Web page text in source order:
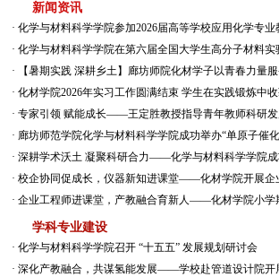
新闻资讯
· 化学与材料科学学院参加2026届高等学校应用化学专业
· 化学与材料科学学院在第六届全国大学生高分子材料实
·
【暑期实践 深耕乡土】廊坊师院化材学子以青春力量服
· 化材学院2026年实习工作圆满结束 学生在实践锻炼中收
· 专家引领 赋能成长——王定胜教授指导青年教师科研发
· 廊坊师范学院化学与材料科学学院成功举办“单原子催
· 深耕学术沃土 凝聚科研合力——化学与材料科学学院成
· 校企协同促成长，仪器新知进课堂——化材学院开展企
· 企业工程师进课堂，产教融合育新人——化材学院小学
学科专业建设
· 化学与材料科学学院召开 “十五五” 发展规划研讨会
· 深化产教融合，共谋氢能发展——学校赴管道设计院开